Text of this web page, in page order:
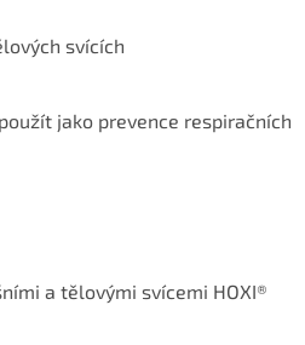
svících
jako prevence respiračních
a tělovými svícemi HOXI®